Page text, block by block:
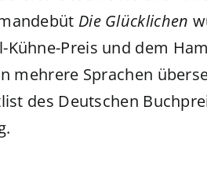
Die Glücklichen
Kühne-Preis und dem
mehrere Sprachen
des Deutschen